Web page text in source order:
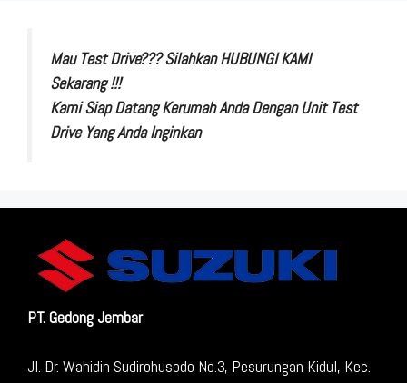
Mau Test Drive??? Silahkan HUBUNGI KAMI
Sekarang !!!
Kami Siap Datang Kerumah Anda Dengan Unit Test
Drive Yang Anda Inginkan
PT. Gedong Jembar
Jl. Dr. Wahidin Sudirohusodo No.3, Pesurungan Kidul, Kec.